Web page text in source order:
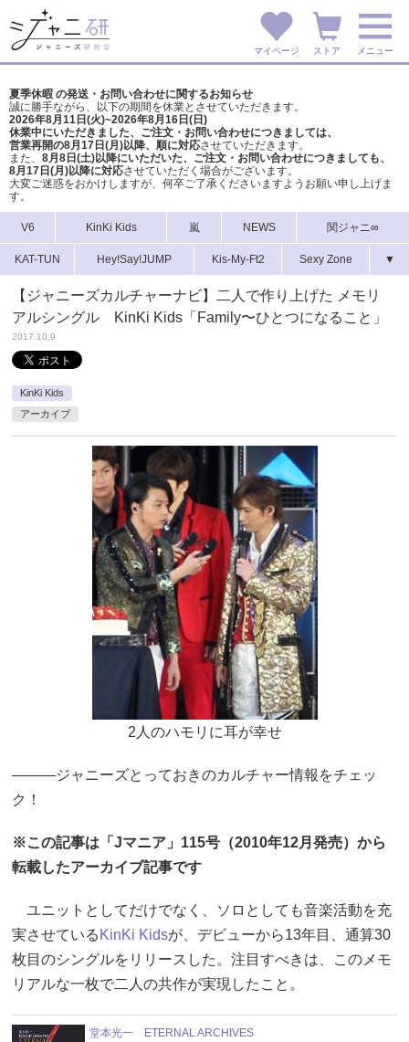
マイページ ストア メニュー
夏季休暇 の発送・お問い合わせに関するお知らせ
誠に勝手ながら、以下の期間を休業とさせていただきます。
2026年8月11日(火)~2026年8月16日(日)
休業中にいただきました、ご注文・お問い合わせにつきましては、
営業再開の8月17日(月)以降、順に対応させていただきます。
また、 8月8日(土)以降にいただいた、ご注文・ お問い合わせにつきましても、
8月17日(月)以降に対応させていただく場合がございます。
大変ご迷惑をおかけしますが、 何卒ご了承くださいますようお願い申し上げま
す。
V6 KinKi Kids 嵐 NEWS 関ジャニ∞
KAT-TUN Hey!Say!JUMP Kis-My-Ft2 Sexy Zone ▼
【ジャニーズカルチャーナビ】二人で作り上げた メモリ
アルシングル KinKi Kids「Family〜ひとつになること」
2017.10.9
KinKi Kids
アーカイブ
2人のハモリに耳が幸せ
―――ジャニーズとっておきのカルチャー情報をチェッ
ク！
※この記事は「Jマニア」115号（2010年12月発売）から
転載したアーカイブ記事です
ユニットとしてだけでなく、ソロとしても音楽活動を充
実させている KinKi Kidsが、デビューから13年目、通算30
枚目のシングルをリリースした。注目すべきは、このメモ
リアルな一枚で二人の共作が実現したこと。
堂本光一 ETERNAL ARCHIVES